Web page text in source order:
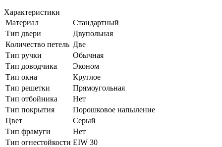
Характеристики
Материал
Стандартный
Тип двери
Двупольная
Количество петель Две
Тип ручки
Обычная
Тип доводчика
Эконом
Тип окна
Круглое
Тип решетки
Прямоугольная
Тип отбойника
Нет
Тип покрытия
Порошковое напыление
Цвет
Серый
Тип фрамуги
Нет
Тип огнестойкости EIW 30